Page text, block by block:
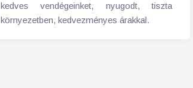
kedves vendégeinket, nyugodt, tiszta
környezetben, kedvezményes árakkal.